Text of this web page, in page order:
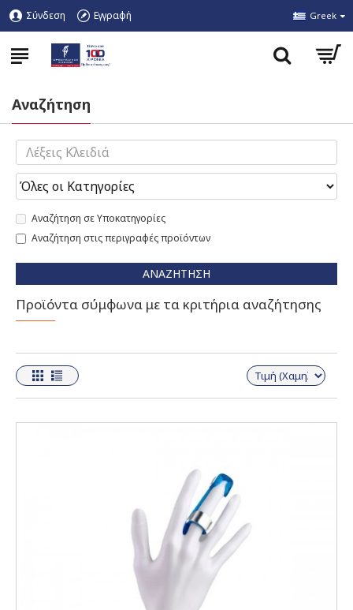
Σύνδεση Εγγραφή Greek
Αναζήτηση
Αναζήτηση σε Υποκατηγορίες
Αναζήτηση στις περιγραφές προϊόντων
ΑΝΑΖΉΤΗΣΗ
Προϊόντα σύμφωνα με τα κριτήρια αναζήτησης